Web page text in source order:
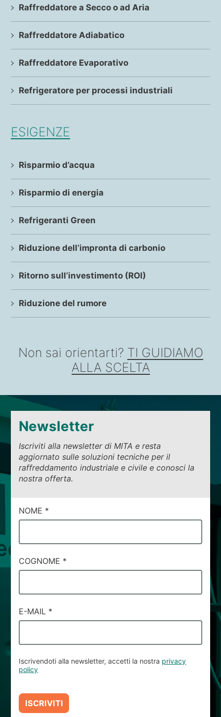
Raffreddatore a Secco o ad Aria
Raffreddatore Adiabatico
Raffreddatore Evaporativo
Refrigeratore per processi industriali
ESIGENZE
Risparmio d’acqua
Risparmio di energia
Refrigeranti Green
Riduzione dell’impronta di carbonio
Ritorno sull’investimento (ROI)
Riduzione del rumore
Non sai orientarti? TI GUIDIAMO
ALLA SCELTA
Newsletter
Iscriviti alla newsletter di MITA e resta
aggiornato sulle soluzioni tecniche per il
raffreddamento industriale e civile e conosci la
nostra offerta.
CAMPI
DI
NOME *
COGNOME *
E-MAIL *
Iscrivendoti alla newsletter, accetti la nostra privacy
policy
ISCRIVITI